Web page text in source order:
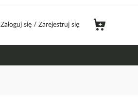
Zaloguj się / Zarejestruj się